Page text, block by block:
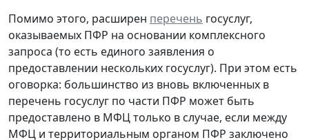
Помимо этого, расширен перечень госуслуг,
оказываемых ПФР на основании комплексного
запроса (то есть единого заявления о
предоставлении нескольких госуслуг). При этом есть
оговорка: большинство из вновь включенных в
перечень госуслуг по части ПФР может быть
предоставлено в МФЦ только в случае, если между
МФЦ и территориальным органом ПФР заключено